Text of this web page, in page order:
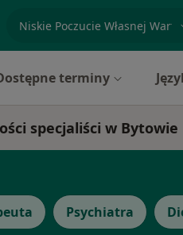
specjalizacja, badanie lub
terminy
specjaliści w Bytowie
Psychiatra